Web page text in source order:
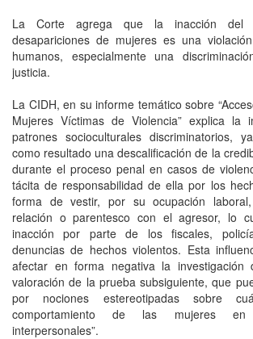
La Corte agrega que la inacción del
desapariciones de mujeres es una
humanos, especialmente una
justicia.
La CIDH, en su informe temático sobre
Mujeres Víctimas de Violencia” explica la
patrones socioculturales discriminatorios,
como resultado una descalificación de la
durante el proceso penal en casos de
tácita de responsabilidad de ella por los
forma de vestir, por su ocupación
relación o parentesco con el agresor, lo
inacción por parte de los fiscales,
denuncias de hechos violentos. Esta
afectar en forma negativa la
valoración de la prueba subsiguiente, que
por nociones estereotipadas sobre
comportamiento de las mujeres en
interpersonales”.